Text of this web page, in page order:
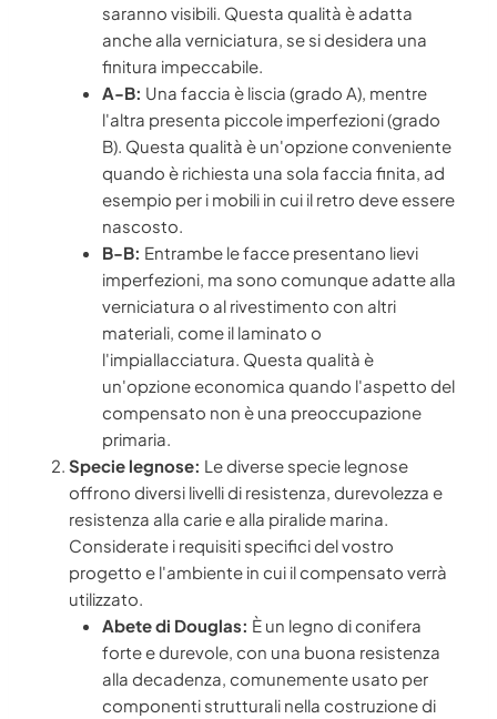
saranno visibili. Questa qualità è adatta
anche alla verniciatura, se si desidera una
finitura impeccabile.
A-B: Una faccia è liscia (grado A), mentre
l'altra presenta piccole imperfezioni (grado
B). Questa qualità è un'opzione conveniente
quando è richiesta una sola faccia finita, ad
esempio per i mobili in cui il retro deve essere
nascosto.
B-B: Entrambe le facce presentano lievi
imperfezioni, ma sono comunque adatte alla
verniciatura o al rivestimento con altri
materiali, come il laminato o
l'impiallacciatura. Questa qualità è
un'opzione economica quando l'aspetto del
compensato non è una preoccupazione
primaria.
Specie legnose: Le diverse specie legnose
offrono diversi livelli di resistenza, durevolezza e
resistenza alla carie e alla piralide marina.
Considerate i requisiti specifici del vostro
progetto e l'ambiente in cui il compensato verrà
utilizzato.
Abete di Douglas: È un legno di conifera
forte e durevole, con una buona resistenza
alla decadenza, comunemente usato per
componenti strutturali nella costruzione di